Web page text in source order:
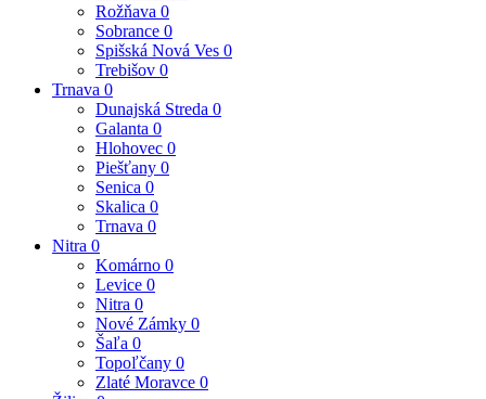
Rožňava 0
Sobrance 0
Spišská Nová Ves 0
Trebišov 0
Trnava 0
Dunajská Streda 0
Galanta 0
Hlohovec 0
Piešťany 0
Senica 0
Skalica 0
Trnava 0
Nitra 0
Komárno 0
Levice 0
Nitra 0
Nové Zámky 0
Šaľa 0
Topoľčany 0
Zlaté Moravce 0